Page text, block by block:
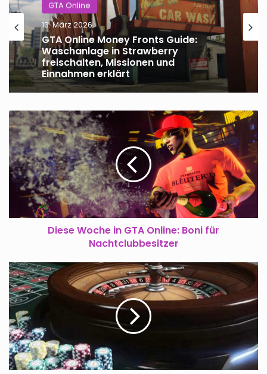
GTA Online
13. März 2026
GTA Online Money Fronts Guide:
Waschanlage in Strawberry
freischalten, Missionen und
Einnahmen erklärt
GTA Online
13. März 2026
GTA Online Unternehmen 2026: Alle
Businesses, Immobilien und
Einnahmen erklärt
Diese
Woche
in
GTA
Online:
Boni
Nachtclubbesitzer
Diese Woche in GTA Online: Boni für
Nachtclubbesitzer
Alle
54
Spielkarten
in
GTA
Online
finden